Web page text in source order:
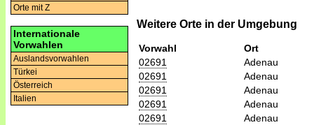
Orte mit Z
Internationale
Vorwahlen
Auslandsvorwahlen
Türkei
Österreich
Italien
Weitere Orte in der Umgebung
Vorwahl
Ort
02691
Adenau
02691
Adenau
02691
Adenau
02691
Adenau
02691
Adenau